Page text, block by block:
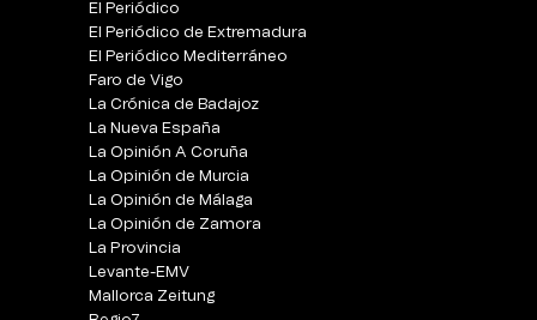
El Periódico
El Periódico de Extremadura
El Periódico Mediterráneo
Faro de Vigo
La Crónica de Badajoz
La Nueva España
La Opinión A Coruña
La Opinión de Murcia
La Opinión de Málaga
La Opinión de Zamora
La Provincia
Levante-EMV
Mallorca Zeitung